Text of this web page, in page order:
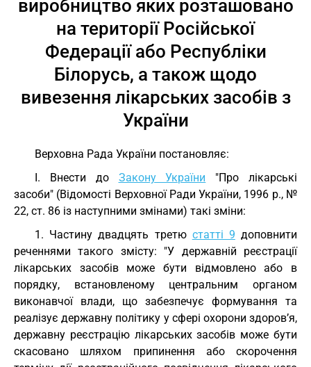
виробництво яких розташовано
на території Російської
Федерації або Республіки
Білорусь, а також щодо
вивезення лікарських засобів з
України
Верховна Рада України постановляє:
I. Внести до Закону України "Про лікарські
засоби" (Відомості Верховної Ради України, 1996 р., №
22, ст. 86 із наступними змінами) такі зміни:
1. Частину двадцять третю статті 9 доповнити
реченнями такого змісту: "У державній реєстрації
лікарських засобів може бути відмовлено або в
порядку, встановленому центральним органом
виконавчої влади, що забезпечує формування та
реалізує державну політику у сфері охорони здоров’я,
державну реєстрацію лікарських засобів може бути
скасовано шляхом припинення або скорочення